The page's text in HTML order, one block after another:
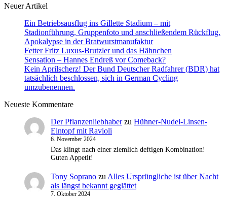
Neuer Artikel
Ein Betriebsausflug ins Gillette Stadium – mit
Stadionführung, Gruppenfoto und anschließendem Rückflug.
Apokalypse in der Bratwurstmanufaktur
Fetter Fritz Luxus-Brutzler und das Hähnchen
Sensation – Hannes Endreß vor Comeback?
Kein Aprilscherz! Der Bund Deutscher Radfahrer (BDR) hat
tatsächlich beschlossen, sich in German Cycling
umzubenennen.
Neueste Kommentare
Der Pflanzenliebhaberzu Hühner-Nudel-Linsen-
Eintopf mit Ravioli
6. November 2024
Das klingt nach einer ziemlich deftigen Kombination!
Guten Appetit!
Tony Soprano zu Alles Ursprüngliche ist über Nacht
als längst bekannt geglättet
7. Oktober 2024